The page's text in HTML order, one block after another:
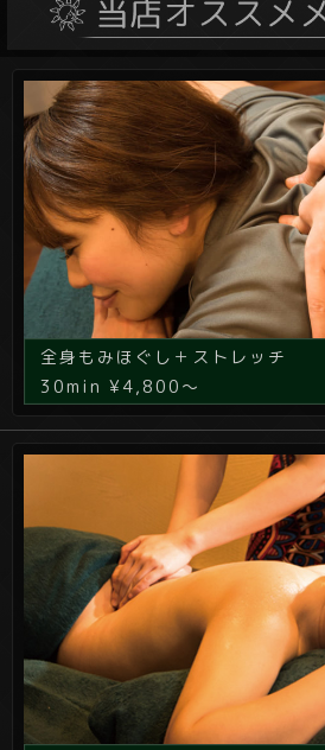
全身もみほぐし＋ストレッチ
30min ¥4,800～